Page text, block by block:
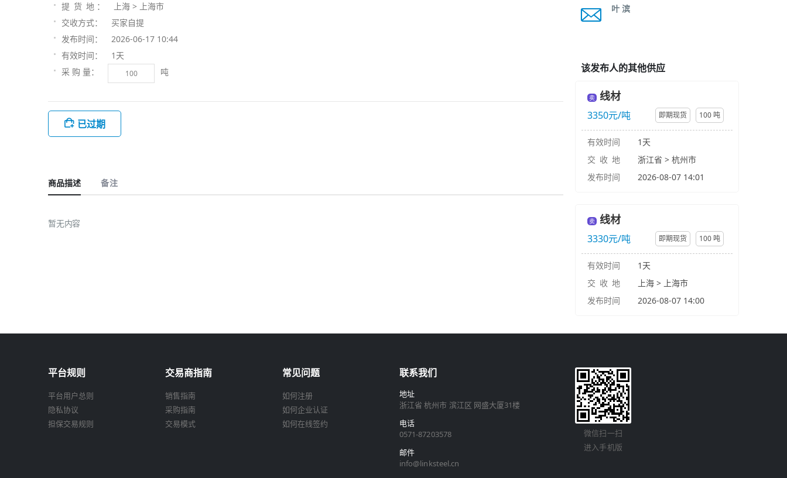
提 货 地 ： 上海 > 上海市
交收方式： 买家自提
发布时间： 2026-06-17 10:44
有效时间： 1天
采 购 量： 吨
已过期
商品描述 备注
暂无内容
叶 滨
该发布人的其他供应
卖 线材
3350元/吨 即期现货 100 吨
有效时间
1天
交 收 地
浙江省 > 杭州市
发布时间
2026-08-07 14:01
卖 线材
3330元/吨 即期现货 100 吨
有效时间
1天
交 收 地
上海 > 上海市
发布时间
2026-08-07 14:00
平台规则
平台用户总则
隐私协议
担保交易规则
交易商指南
销售指南
采购指南
交易模式
常见问题
如何注册
如何企业认证
如何在线签约
联系我们
地址
浙江省 杭州市 滨江区 网盛大厦31楼
电话
0571-87203578
邮件
info@linksteel.cn
微信扫一扫
进入手机版